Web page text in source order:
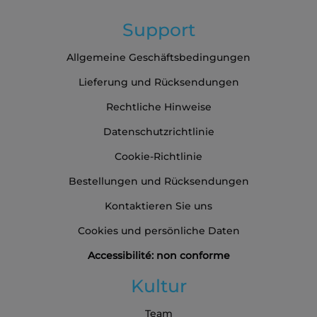
Support
Allgemeine Geschäftsbedingungen
Lieferung und Rücksendungen
Rechtliche Hinweise
Datenschutzrichtlinie
Cookie-Richtlinie
Bestellungen und Rücksendungen
Kontaktieren Sie uns
Cookies und persönliche Daten
Accessibilité: non conforme
Kultur
Team